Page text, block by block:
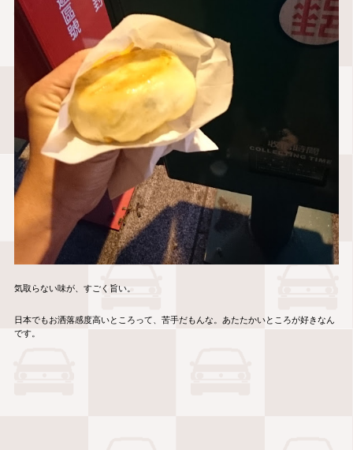
気取らない味が、すごく旨い。
日本でもお洒落感度高いところって、苦手だもんな。あたたかいところが好きなん
です。